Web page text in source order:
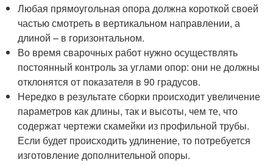
Любая прямоугольная опора должна короткой своей
частью смотреть в вертикальном направлении, а
длиной – в горизонтальном.
Во время сварочных работ нужно осуществлять
постоянный контроль за углами опор: они не должны
отклонятся от показателя в 90 градусов.
Нередко в результате сборки происходит увеличение
параметров как длины, так и высоты, чем те, что
содержат чертежи скамейки из профильной трубы.
Если будет происходить удлинение, то потребуется
изготовление дополнительной опоры.